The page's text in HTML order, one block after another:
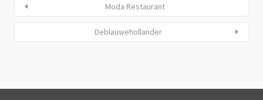
Moda Restaurant
Deblauwehollander